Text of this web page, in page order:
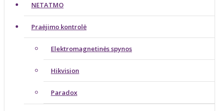
NETATMO
Praėjimo kontrolė
Elektromagnetinės spynos
Hikvision
Paradox